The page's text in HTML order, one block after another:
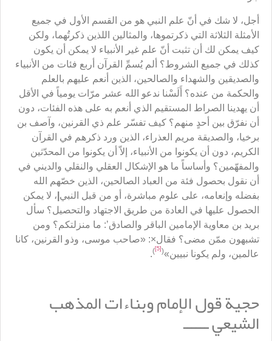
أجل، لا شك في أنّ علم النبي هو من القسم الأول في جميع
الأمثلة الثلاثة التي ذكرتموها، والمثالين اللذين ذكرتُهما، ولكن
كيف يمكن لك أن تثبت أنّ علم غير الأنبياء لا يمكن أن يكون
كذلك في جميع الشروط؟ ألم يُسمِّ القرآن أربع فئات من الأنبياء
والصديقين والشهداء والصالحين، الذين أنعم عليهم بالعلم
والحكمة من عنده؟ أَلَسْنا ندعو الله عشر مرّات يومياً في الأقل
أن يهدينا الصراط المستقيم الذي أنعم به على هذه الفئات، دون
أن نفرّق بين أحدٍ منهم؟ كيف تفسّر علم ذي القرنين، وآصف بن
برخيا، والصديقة مريم العذراء، الذين ورد ذكرهم في القرآن
الكريم، دون أن يكونوا من الأنبياء، إلاّ أن يكونوا من المحدّثين
والمفهّمين؟ وأساساً ما هو الإشكال العقلي والنقلي والديني في
أن نقول بحصول فئة من العباد الصالحين، الذين خصّهم الله
بفضله وإنعامه، على علوم مباشرة، أو من قبل النبي ، لا يمكن
الحصول عليها في العادة من طريق الاجتهاد والتحصيل؟ سأل
بريد بن معاوية الإمامين الباقر والصادق’: ما منزلتكم؟ ومن
تشبهون ممّن مضى؟ فقال×: «صاحب موسى، وذو القرنين، كانا
عالمين، ولم يكونا نبيين»(
[5]
)
.
حجية قول الإمام وبناءات المذهب
الشيعي ــــــ